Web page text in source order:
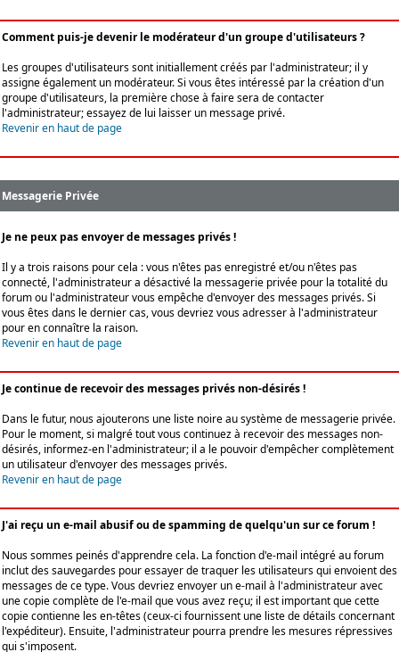
Comment puis-je devenir le modérateur d'un groupe d'utilisateurs ?
Les groupes d'utilisateurs sont initiallement créés par l'administrateur; il y
assigne également un modérateur. Si vous êtes intéressé par la création d'un
groupe d'utilisateurs, la première chose à faire sera de contacter
l'administrateur; essayez de lui laisser un message privé.
Revenir en haut de page
Messagerie Privée
Je ne peux pas envoyer de messages privés !
Il y a trois raisons pour cela : vous n'êtes pas enregistré et/ou n'êtes pas
connecté, l'administrateur a désactivé la messagerie privée pour la totalité du
forum ou l'administrateur vous empêche d'envoyer des messages privés. Si
vous êtes dans le dernier cas, vous devriez vous adresser à l'administrateur
pour en connaître la raison.
Revenir en haut de page
Je continue de recevoir des messages privés non-désirés !
Dans le futur, nous ajouterons une liste noire au système de messagerie privée.
Pour le moment, si malgré tout vous continuez à recevoir des messages non-
désirés, informez-en l'administrateur; il a le pouvoir d'empêcher complètement
un utilisateur d'envoyer des messages privés.
Revenir en haut de page
J'ai reçu un e-mail abusif ou de spamming de quelqu'un sur ce forum !
Nous sommes peinés d'apprendre cela. La fonction d'e-mail intégré au forum
inclut des sauvegardes pour essayer de traquer les utilisateurs qui envoient des
messages de ce type. Vous devriez envoyer un e-mail à l'administrateur avec
une copie complète de l'e-mail que vous avez reçu; il est important que cette
copie contienne les en-têtes (ceux-ci fournissent une liste de détails concernant
l'expéditeur). Ensuite, l'administrateur pourra prendre les mesures répressives
qui s'imposent.